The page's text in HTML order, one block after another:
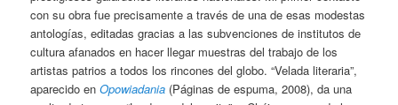
con su obra fue precisamente a través de una de esas modestas
antologías, editadas gracias a las subvenciones de institutos de
cultura afanados en hacer llegar muestras del trabajo de los
artistas patrios a todos los rincones del globo. “Velada literaria”,
aparecido enOpowiadania (Páginas de espuma, 2008), da una